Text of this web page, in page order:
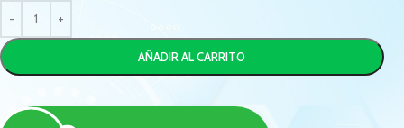
AÑADIR AL CARRITO